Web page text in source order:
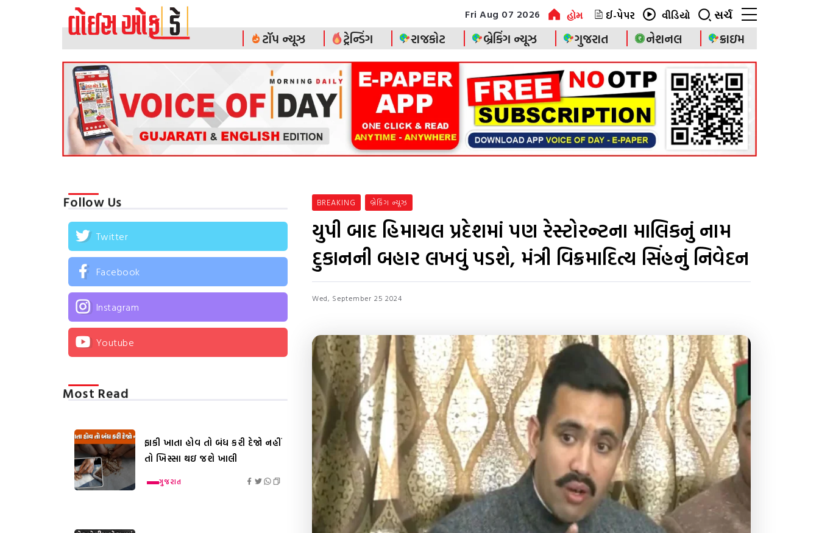
Fri Aug 07 2026 હોમ ઈ-પેપર વીડિયો સર્ચ
ટૉપ ન્યૂઝ ટ્રેન્ડિંગ રાજકોટ બ્રેકિંગ ન્યૂઝ ગુજરાત નેશનલ ક્રાઇમ
BREAKING બ્રેકિંગ ન્યૂઝ
યુપી બાદ હિમાચલ પ્રદેશમાં પણ રેસ્ટોરન્ટના માલિકનું નામ
દુકાનની બહાર લખવું પડશે, મંત્રી વિક્રમાદિત્ય સિંહનું નિવેદન
Wed, September 25 2024
Follow Us
Twitter
Facebook
Instagram
Youtube
Most Read
ફાકી ખાતા હોવ તો બંધ કરી દેજો નહીં
તો ખિસ્સા થઇ જશે ખાલી
ગુજરાત